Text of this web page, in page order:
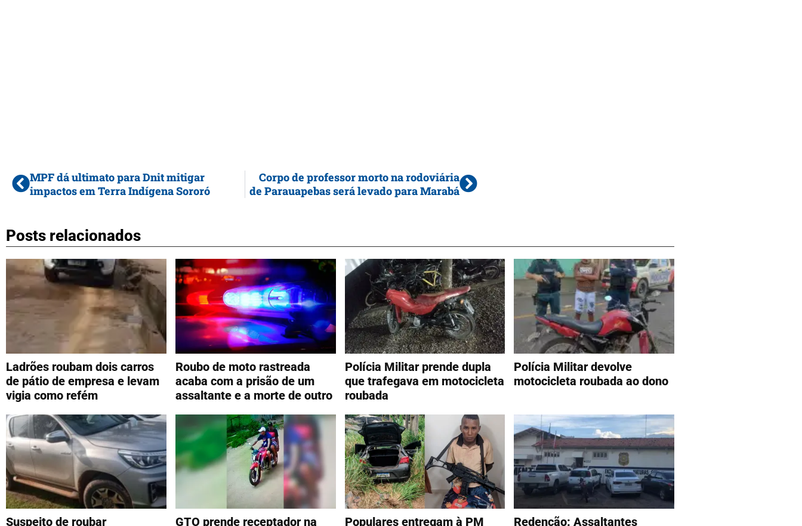
MPF dá ultimato para Dnit mitigar
impactos em Terra Indígena Sororó
Corpo de professor morto na rodoviária
de Parauapebas será levado para Marabá
Posts relacionados
Ladrões roubam dois carros
de pátio de empresa e levam
vigia como refém
Roubo de moto rastreada
acaba com a prisão de um
assaltante e a morte de outro
Polícia Militar prende dupla
que trafegava em motocicleta
roubada
Polícia Militar devolve
motocicleta roubada ao dono
Suspeito de roubar GTO prende receptador na Populares entregam à PM Redenção: Assaltantes